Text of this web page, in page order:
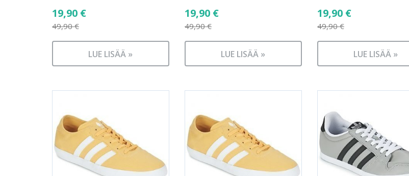
49,90€
Alkuperäinen
hinta
oli:
19,90 €
Nykyinen
on:
LUE LISÄÄ »
49,90€
Alkuperäinen
hinta
oli:
19,90 €
Nykyinen
on:
LUE LISÄÄ »
49,90€
Alkuperäinen
hinta
oli:
19,90 €
Nykyinen
on:
LUE LISÄÄ »